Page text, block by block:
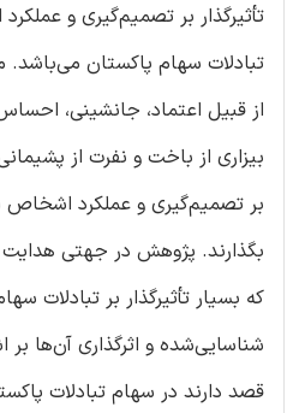
تأثیرگذار بر تصمیم‌گیری و عملکرد
تبادلات سهام پاکستان می‌باشد.
از قبیل اعتماد، جانشینی،
بیزاری از باخت و نفرت از
بر تصمیم‌گیری و عملکرد اشخاص
بگذارند. پژوهش در جهتی
که بسیار تأثیرگذار بر تبادلات
شناسایی‌شده و اثرگذاری آن‌ها
قصد دارند در سهام تبادلات